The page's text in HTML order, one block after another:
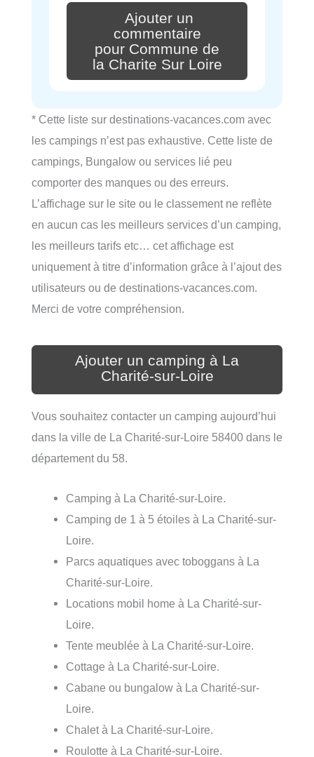
Ajouter un
commentaire
pour Commune de
la Charite Sur Loire
* Cette liste sur destinations-vacances.com avec
les campings n’est pas exhaustive. Cette liste de
campings, Bungalow ou services lié peu
comporter des manques ou des erreurs.
L’affichage sur le site ou le classement ne reflète
en aucun cas les meilleurs services d’un camping,
les meilleurs tarifs etc… cet affichage est
uniquement à titre d’information grâce à l’ajout des
utilisateurs ou de destinations-vacances.com.
Merci de votre compréhension.
Ajouter un camping à La
Charité-sur-Loire
Vous souhaitez contacter un camping aujourd’hui
dans la ville de La Charité-sur-Loire 58400 dans le
département du 58.
Camping à La Charité-sur-Loire.
Camping de 1 à 5 étoiles à La Charité-sur-
Loire.
Parcs aquatiques avec toboggans à La
Charité-sur-Loire.
Locations mobil home à La Charité-sur-
Loire.
Tente meublée à La Charité-sur-Loire.
Cottage à La Charité-sur-Loire.
Cabane ou bungalow à La Charité-sur-
Loire.
Chalet à La Charité-sur-Loire.
Roulotte à La Charité-sur-Loire.